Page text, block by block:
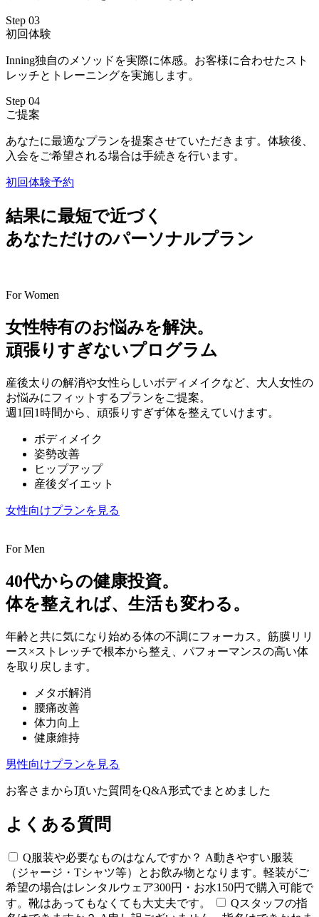
Step 03
初回体験
Inning独自のメソッドを実際に体感。お客様に合わせたスト
レッチとトレーニングを実施します。
Step 04
ご提案
あなたに最適なプランを提案させていただきます。体験後、
入会をご希望される場合は手続きを行います。
初回体験予約
結果に最短で近づく
あなただけのパーソナルプラン
For Women
女性特有のお悩みを解決。
頑張りすぎないプログラム
産後太りの解消や女性らしいボディメイクなど、大人女性の
お悩みにフィットするプランをご提案。
週1回1時間から、頑張りすぎず体を整えていけます。
ボディメイク
姿勢改善
ヒップアップ
産後ダイエット
女性向けプランを見る
For Men
40代からの健康投資。
体を整えれば、生活も変わる。
年齢と共に気になり始める体の不調にフォーカス。筋膜リリ
ース×ストレッチで根本から整え、パフォーマンスの高い体
を取り戻します。
メタボ解消
腰痛改善
体力向上
健康維持
男性向けプランを見る
お客さまから頂いた質問をQ&A形式でまとめました
よくある質問
Q服装や必要なものはなんですか？ A動きやすい服装
（ジャージ・Tシャツ等）とお飲み物となります。軽装がご
希望の場合はレンタルウェア300円・お水150円で購入可能で
す。靴はあってもなくても大丈夫です。
Qスタッフの指